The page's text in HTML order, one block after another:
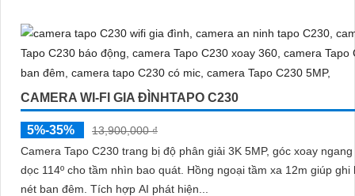
CAMERA WI-FI GIA ĐÌNHTAPO C230
5%-35%
13,900,000 ₫
Camera Tapo C230 trang bị độ phân giải 3K 5MP, góc xoay ngang
dọc 114º cho tầm nhìn bao quát. Hồng ngoại tầm xa 12m giúp ghi hình rõ
nét ban đêm. Tích hợp AI phát hiện...